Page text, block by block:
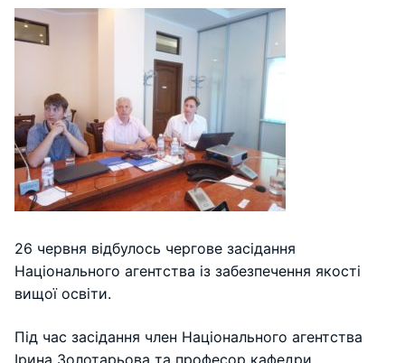
26 червня відбулось чергове засідання
Національного агентства із забезпечення якості
вищої освіти.
Під час засідання член Національного агентства
Ірина Золотарьова та професор кафедри